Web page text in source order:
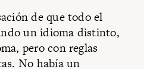
de que todo el
un idioma distinto,
pero con reglas
No había un